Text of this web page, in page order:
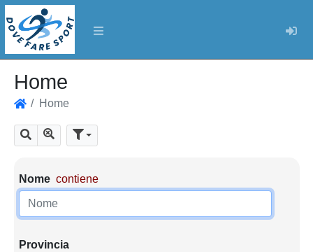
Home
Home
Cerca Mostra tutti i risultati
Parametri di ricerca
Nome contiene
Provincia